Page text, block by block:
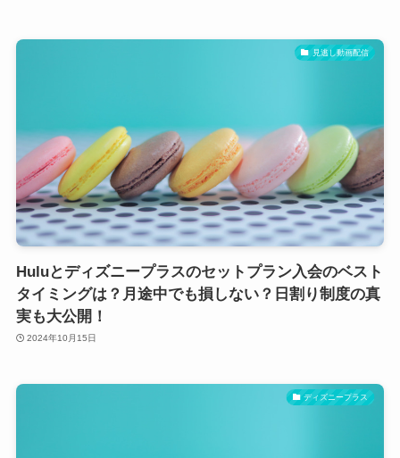
見逃し動画配信
Huluとディズニープラスのセットプラン入会のベスト
タイミングは？月途中でも損しない？日割り制度の真
実も大公開！
2024年10月15日
ディズニープラス